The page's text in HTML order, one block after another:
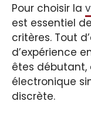
Pour choisir la
est essentiel
critères. Tout
d’expérience
êtes débutant,
électronique
discrète.